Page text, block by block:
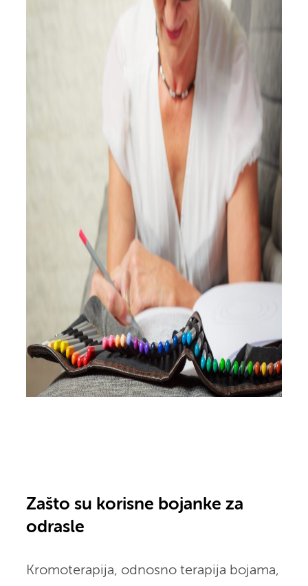
Zašto su korisne bojanke za
odrasle
Kromoterapija, odnosno terapija bojama,